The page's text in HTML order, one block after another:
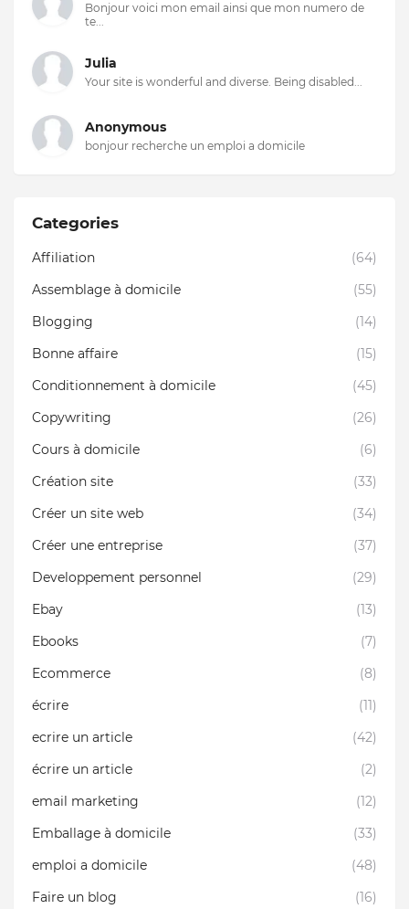
Bonjour voici mon email ainsi que mon numero de
te...
Julia
Your site is wonderful and diverse. Being disabled...
Anonymous
bonjour recherche un emploi a domicile
Categories
Affiliation
(64)
Assemblage à domicile
(55)
Blogging
(14)
Bonne affaire
(15)
Conditionnement à domicile
(45)
Copywriting
(26)
Cours à domicile
(6)
Création site
(33)
Créer un site web
(34)
Créer une entreprise
(37)
Developpement personnel
(29)
Ebay
(13)
Ebooks
(7)
Ecommerce
(8)
écrire
(11)
ecrire un article
(42)
écrire un article
(2)
email marketing
(12)
Emballage à domicile
(33)
emploi a domicile
(48)
Faire un blog
(16)